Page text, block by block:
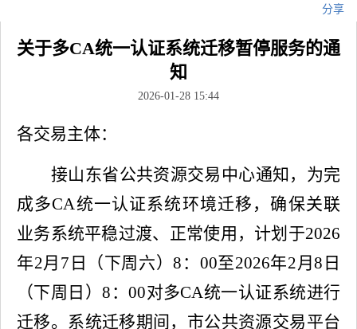
分享
关于多CA统一认证系统迁移暂停服务的通
知
2026-01-28 15:44
各交易主体：
接山东省公共资源交易中心通知，为完
成多CA统一认证系统环境迁移，确保关联
业务系统平稳过渡、正常使用，计划于2026
年2月7日（下周六）8：00至2026年2月8日
（下周日）8：00对多CA统一认证系统进行
迁移。系统迁移期间，市公共资源交易平台